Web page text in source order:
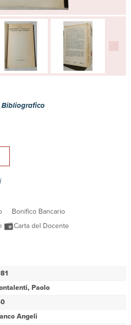
Bonifico Bancario
Carta del Docente
Paolo
Angeli